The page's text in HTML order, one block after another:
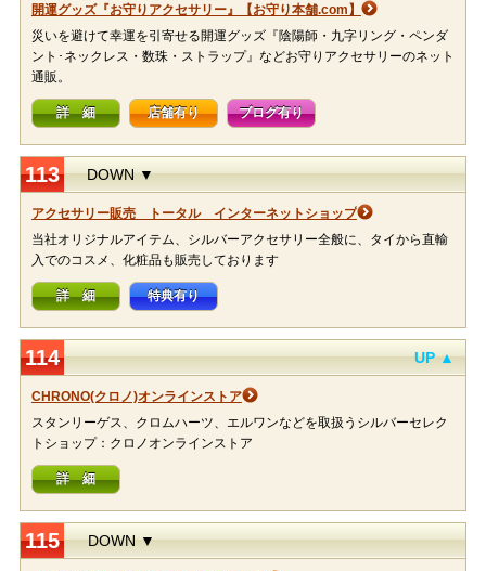
開運グッズ『お守りアクセサリー』【お守り本舗.com】
災いを避けて幸運を引寄せる開運グッズ『陰陽師・九字リング・ペンダ
ント･ネックレス・数珠・ストラップ』などお守りアクセサリーのネット
通販。
詳 細 店舗有り ブログ有り
113 DOWN ▼
アクセサリー販売 トータル インターネットショップ
当社オリジナルアイテム、シルバーアクセサリー全般に、タイから直輸
入でのコスメ、化粧品も販売しております
詳 細 特典有り
114 UP ▲
CHRONO(クロノ)オンラインストア
スタンリーゲス、クロムハーツ、エルワンなどを取扱うシルバーセレク
トショップ：クロノオンラインストア
詳 細
115 DOWN ▼